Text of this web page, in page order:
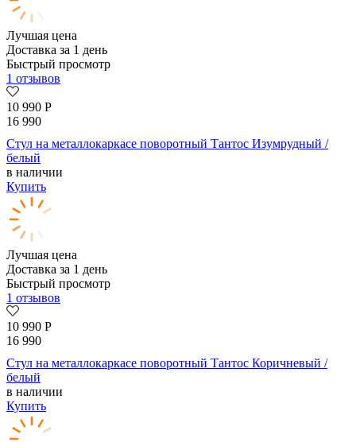
Лучшая цена
Доставка за 1 день
Быстрый просмотр
1 отзывов
10 990 Р
16 990
Стул на металлокаркасе поворотный Тантос Изумрудный /
белый
в наличии
Купить
Лучшая цена
Доставка за 1 день
Быстрый просмотр
1 отзывов
10 990 Р
16 990
Стул на металлокаркасе поворотный Тантос Коричневый /
белый
в наличии
Купить